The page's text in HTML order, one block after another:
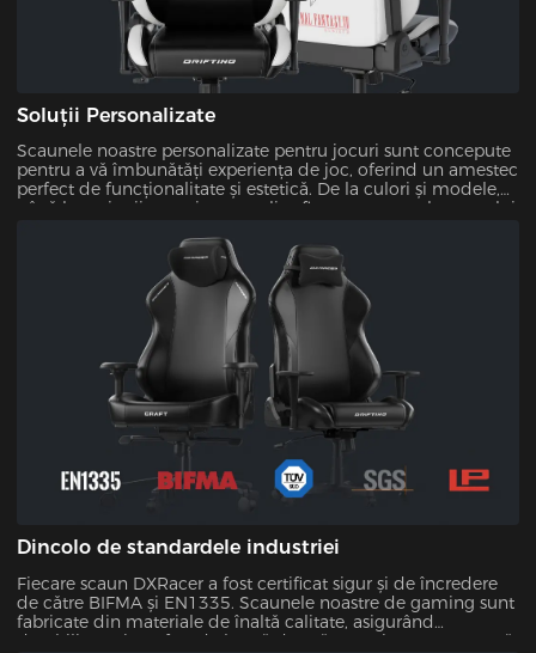
Soluții Personalizate
Scaunele noastre personalizate pentru jocuri sunt concepute
pentru a vă îmbunătăți experiența de joc, oferind un amestec
perfect de funcționalitate și estetică. De la culori și modele,
până la tapițerii, puteți personaliza fiecare aspect al scaunului
Dincolo de standardele industriei
Fiecare scaun DXRacer a fost certificat sigur și de încredere
de către BIFMA și EN1335. Scaunele noastre de gaming sunt
fabricate din materiale de înaltă calitate, asigurând
durabilitate și confort de lungă durată. Cu asigurarea noastră